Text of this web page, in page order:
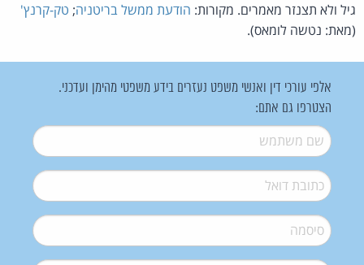
גיל ולא תצנזר מאמרים. מקורות: הודעת ממשל בריטניה; טק-קרנץ'
(מאת: נטשה לומאס).
אלפי עורכי דין ואנשי משפט נעזרים בידע משפטי מהימן ועדכני.
הצטרפו גם אתם:
שם משתמש*
דואל*
סיסמה*